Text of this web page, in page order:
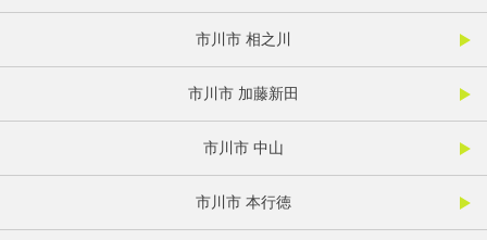
市川市 相之川
市川市 加藤新田
市川市 中山
市川市 本行徳